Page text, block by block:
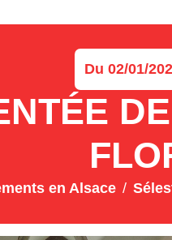
Du 02/01/
en Alsace